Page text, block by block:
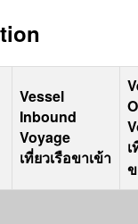
Vessel
Inbound
Voyage
เที่ยวเรือขาเข้า